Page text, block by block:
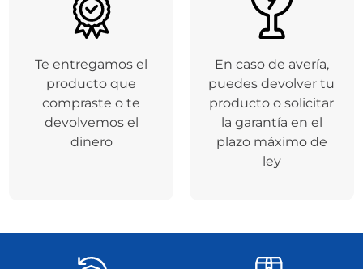
Te entregamos el
producto que
compraste o te
devolvemos el
dinero
En caso de avería,
puedes devolver tu
producto o solicitar
la garantía en el
plazo máximo de
ley